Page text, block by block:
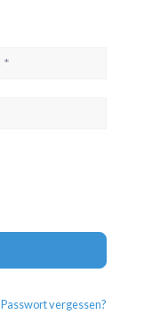
Passwort vergessen?